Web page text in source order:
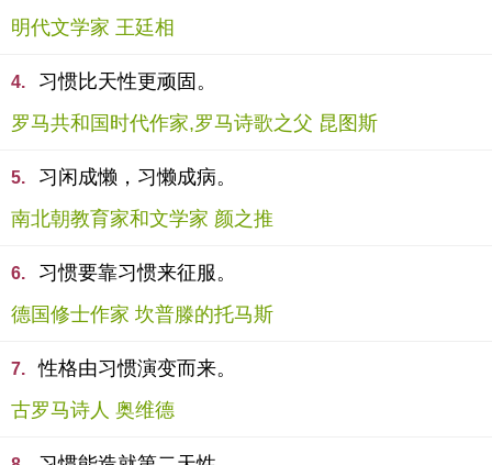
明代文学家 王廷相
4.
习惯比天性更顽固。
罗马共和国时代作家,罗马诗歌之父 昆图斯
5.
习闲成懒，习懒成病。
南北朝教育家和文学家 颜之推
6.
习惯要靠习惯来征服。
德国修士作家 坎普滕的托马斯
7.
性格由习惯演变而来。
古罗马诗人 奥维德